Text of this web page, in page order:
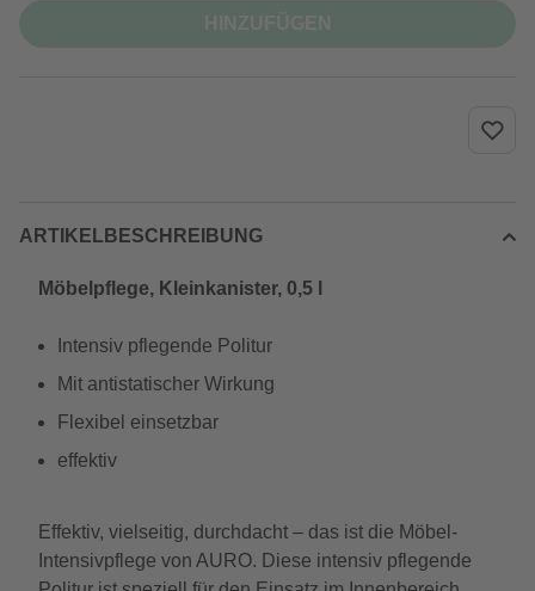
ARTIKELBESCHREIBUNG
Möbelpflege, Kleinkanister, 0,5 l
Intensiv pflegende Politur
Mit antistatischer Wirkung
Flexibel einsetzbar
effektiv
Effektiv, vielseitig, durchdacht – das ist die Möbel-
Intensivpflege von AURO. Diese intensiv pflegende